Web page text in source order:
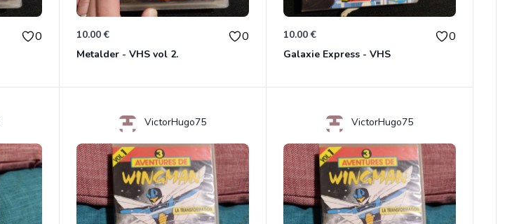
0 10.00 € 0
Metalder - VHS vol 2.
10.00 € 0
Galaxie Express - VHS
VictorHugo75 VictorHugo75